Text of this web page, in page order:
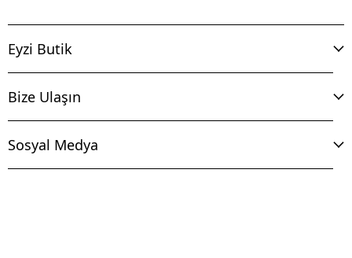
Eyzi Butik
Bize Ulaşın
Sosyal Medya